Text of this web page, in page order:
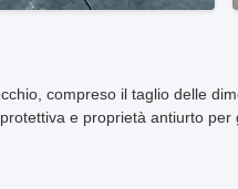
compreso il taglio delle
e proprietà antiurto per